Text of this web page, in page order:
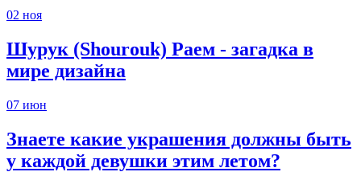
02 ноя
Шурук (Shourouk) Раем - загадка в
мире дизайна
07 июн
Знаете какие украшения должны быть
у каждой девушки этим летом?